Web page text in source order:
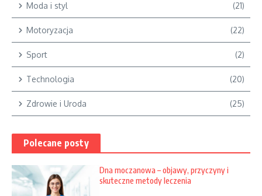
Moda i styl (21)
Motoryzacja (22)
Sport (2)
Technologia (20)
Zdrowie i Uroda (25)
Polecane posty
Dna moczanowa – objawy, przyczyny i
skuteczne metody leczenia